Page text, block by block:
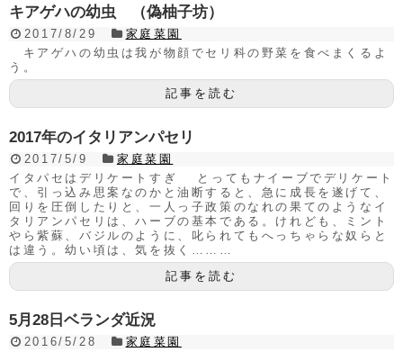
キアゲハの幼虫 （偽柚子坊）
2017/8/29
家庭菜園
キアゲハの幼虫は我が物顔でセリ科の野菜を食べまくるよ
う。
記事を読む
2017年のイタリアンパセリ
2017/5/9
家庭菜園
イタパセはデリケートすぎ とってもナイーブでデリケート
で、引っ込み思案なのかと油断すると、急に成長を遂げて、
回りを圧倒したりと、一人っ子政策のなれの果てのようなイ
タリアンパセリは、ハーブの基本である。けれども、ミント
やら紫蘇、バジルのように、叱られてもへっちゃらな奴らと
は違う。幼い頃は、気を抜く………
記事を読む
5月28日ベランダ近況
2016/5/28
家庭菜園